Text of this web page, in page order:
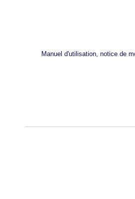
Manuel d'utilisation, notice de